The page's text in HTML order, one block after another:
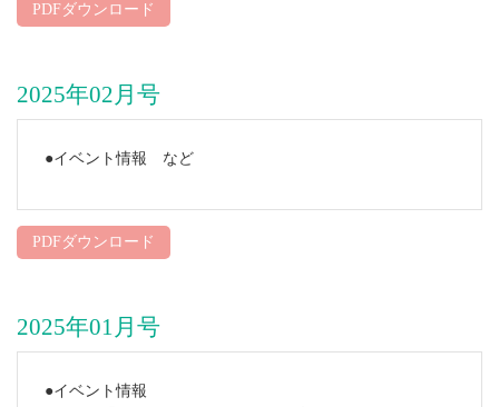
PDFダウンロード
2025年02月号
●イベント情報 など
PDFダウンロード
2025年01月号
●イベント情報